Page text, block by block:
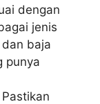
dengan
jenis
baja
punya
Pastikan